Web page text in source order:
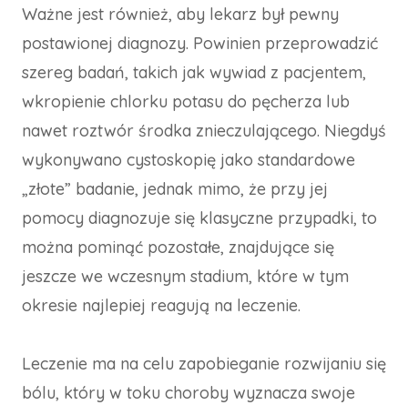
Ważne jest również, aby lekarz był pewny
postawionej diagnozy. Powinien przeprowadzić
szereg badań, takich jak wywiad z pacjentem,
wkropienie chlorku potasu do pęcherza lub
nawet roztwór środka znieczulającego. Niegdyś
wykonywano cystoskopię jako standardowe
„złote” badanie, jednak mimo, że przy jej
pomocy diagnozuje się klasyczne przypadki, to
można pominąć pozostałe, znajdujące się
jeszcze we wczesnym stadium, które w tym
okresie najlepiej reagują na leczenie.
Leczenie ma na celu zapobieganie rozwijaniu się
bólu, który w toku choroby wyznacza swoje